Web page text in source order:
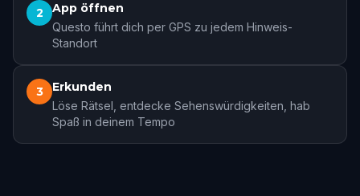
2 App öffnen
Questo führt dich per GPS zu jedem Hinweis-
Standort
3 Erkunden
Löse Rätsel, entdecke Sehenswürdigkeiten, hab
Spaß in deinem Tempo